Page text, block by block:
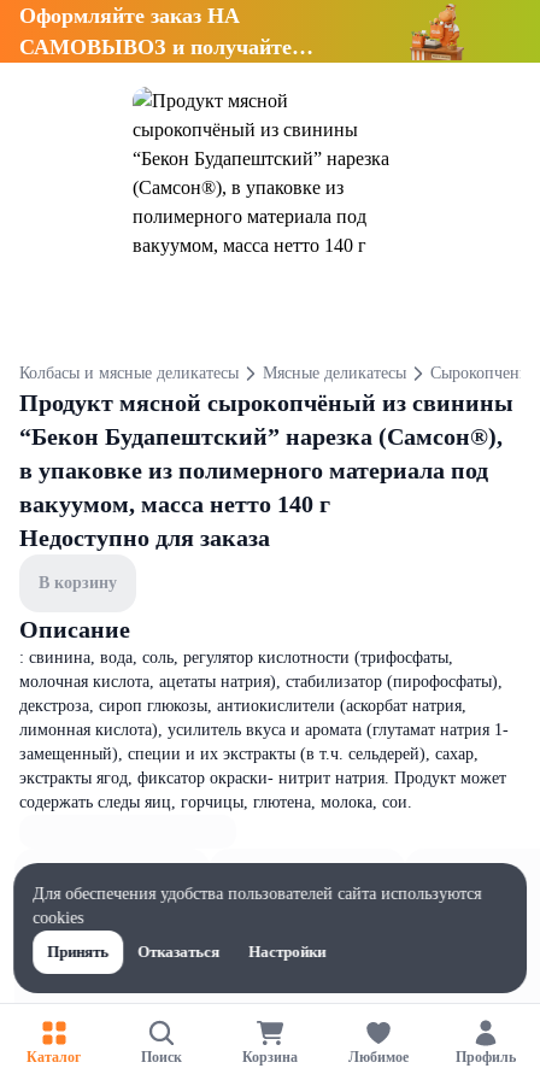
Оформляйте заказ НА
САМОВЫВОЗ и получайте
Колбасы и мясные деликатесы Мясные деликатесы Сырокопченые
Продукт мясной сырокопчёный из свинины
“Бекон Будапештский” нарезка (Самсон®),
в упаковке из полимерного материала под
вакуумом, масса нетто 140 г
Недоступно для заказа
В корзину
Описание
: свинина, вода, соль, регулятор кислотности (трифосфаты,
молочная кислота, ацетаты натрия), стабилизатор (пирофосфаты),
декстроза, сироп глюкозы, антиокислители (аскорбат натрия,
лимонная кислота), усилитель вкуса и аромата (глутамат натрия 1-
замещенный), специи и их экстракты (в т.ч. сельдерей), сахар,
экстракты ягод, фиксатор окраски- нитрит натрия. Продукт может
содержать следы яиц, горчицы, глютена, молока, сои.
Каталог Поиск Корзина Любимое Профиль
Для обеспечения удобства пользователей сайта используются
cookies
Принять
Отказаться Настройки